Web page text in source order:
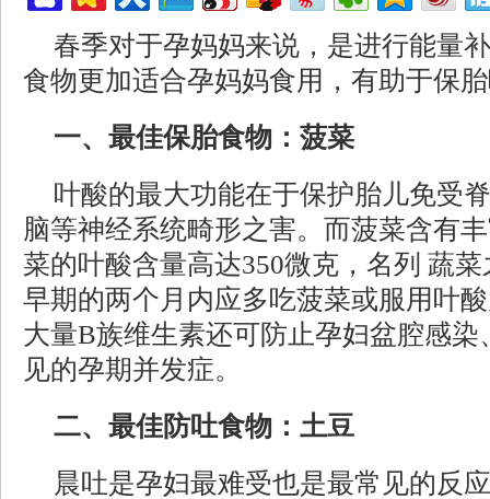
春季对于孕妈妈来说，是进行能量
食物更加适合孕妈妈食用，有助于保
一、最佳保胎食物：菠菜
叶酸的最大功能在于保护胎儿免受
脑等神经系统畸形之害。而菠菜含有
菜的叶酸含量高达350微克，名列 蔬
早期的两个月内应多吃菠菜或服用叶
大量B族维生素还可防止孕妇盆腔感
见的孕期并发症。
二、最佳防吐食物：土豆
晨吐是孕妇最难受也是最常见的反